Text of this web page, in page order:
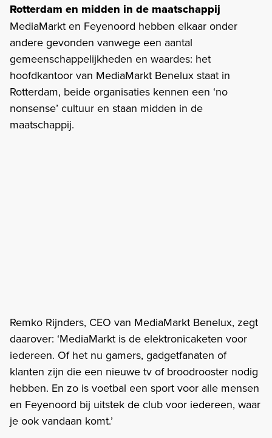
Rotterdam en midden in de maatschappij
MediaMarkt en Feyenoord hebben elkaar onder
andere gevonden vanwege een aantal
gemeenschappelijkheden en waardes: het
hoofdkantoor van MediaMarkt Benelux staat in
Rotterdam, beide organisaties kennen een ‘no
nonsense’ cultuur en staan midden in de
maatschappij.
Remko Rijnders, CEO van MediaMarkt Benelux, zegt
daarover: ‘MediaMarkt is de elektronicaketen voor
iedereen. Of het nu gamers, gadgetfanaten of
klanten zijn die een nieuwe tv of broodrooster nodig
hebben. En zo is voetbal een sport voor alle mensen
en Feyenoord bij uitstek de club voor iedereen, waar
je ook vandaan komt.’